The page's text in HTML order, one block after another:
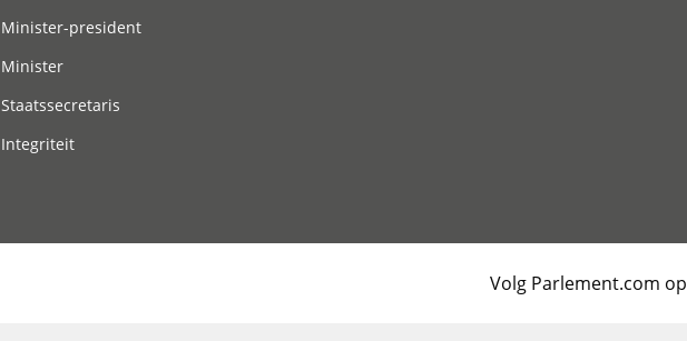
Minister-president
Minister
Staatssecretaris
Integriteit
Volg Parlement.com op